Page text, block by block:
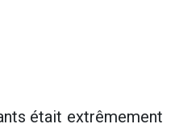
était extrêmement